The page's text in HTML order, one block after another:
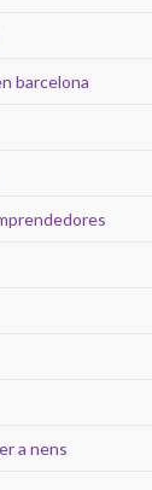
barcelona
a nens